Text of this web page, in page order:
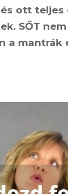
ott teljes
SŐT
a